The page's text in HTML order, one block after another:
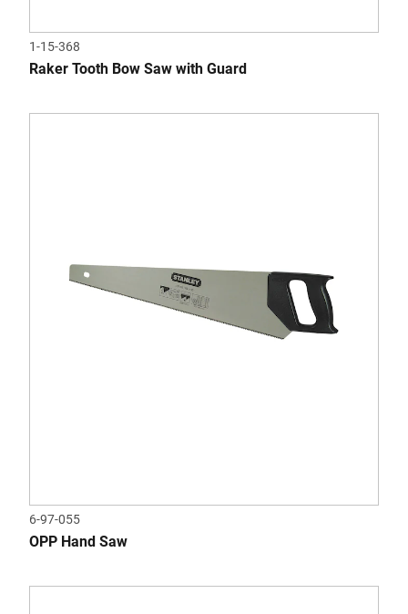
1-15-368
Raker Tooth Bow Saw with Guard
6-97-055
OPP Hand Saw